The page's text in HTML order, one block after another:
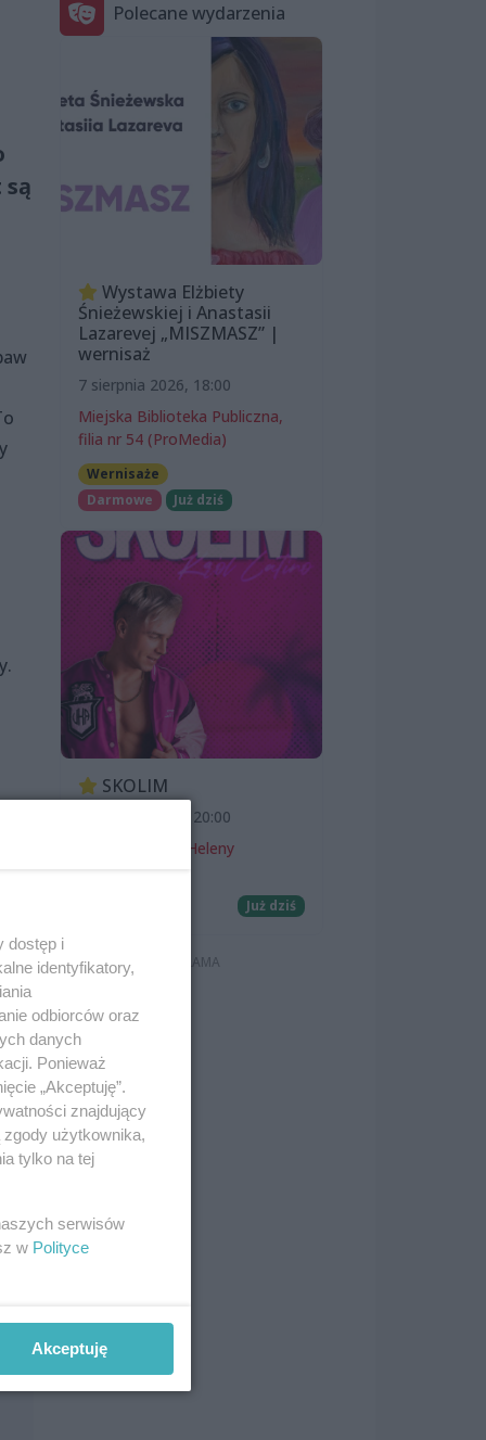
Polecane wydarzenia
Wystawa Elżbiety
Śnieżewskiej i Anastasii
Lazarevej „MISZMASZ” |
wernisaż
7 sierpnia 2026, 18:00
Miejska Biblioteka Publiczna,
filia nr 54 (ProMedia)
Wernisaże
Darmowe
Już dziś
SKOLIM
7 sierpnia 2026, 20:00
Teatr Letni im. Heleny
Już dziś
dostęp i
identyfikatory,
odbiorców oraz
danych
Ponieważ
„Akceptuję”.
znajdujący
użytkownika,
tylko na tej
serwisów
w Polityce
Akceptuję